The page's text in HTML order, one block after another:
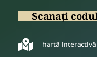
Scanați
hartă interactivă